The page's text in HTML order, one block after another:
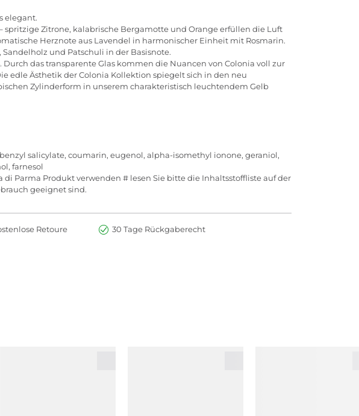
elegant.
Zitrone, kalabrische Bergamotte und Orange erfüllen die Luft
Herznote aus Lavendel in harmonischer Einheit mit Rosmarin.
und Patschuli in der Basisnote.
das transparente Glas kommen die Nuancen von Colonia voll zur
edle Ästhetik der Colonia Kollektion spiegelt sich in den neu
Zylinderform in unserem charakteristisch leuchtendem Gelb
salicylate, coumarin, eugenol, alpha-isomethyl ionone, geraniol,
farnesol
Parma Produkt verwenden # lesen Sie bitte die Inhaltsstoffliste auf der
geeignet sind.
Retoure 30 Tage Rückgaberecht